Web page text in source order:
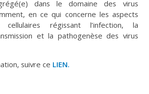
dans le domaine des virus
en ce qui concerne les aspects
cellulaires régissant l’infection, la
et la pathogenèse des virus
suivre ce LIEN.